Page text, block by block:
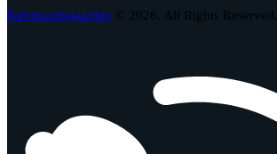
Købmandsgaarden © 2026. All Rights Reserved.